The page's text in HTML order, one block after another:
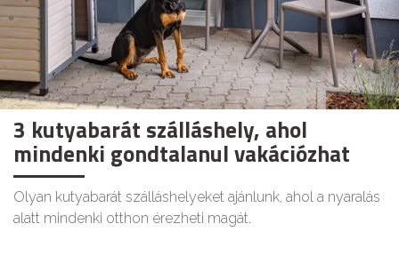
3 kutyabarát szálláshely, ahol
mindenki gondtalanul vakációzhat
Olyan kutyabarát szálláshelyeket ajánlunk, ahol a nyaralás
alatt mindenki otthon érezheti magát.